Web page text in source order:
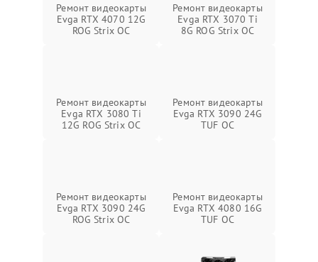
Ремонт видеокарты
Evga RTX 4070 12G
ROG Strix OC
Ремонт видеокарты
Evga RTX 3070 Ti
8G ROG Strix OC
Ремонт видеокарты
Evga RTX 3080 Ti
12G ROG Strix OC
Ремонт видеокарты
Evga RTX 3090 24G
TUF OC
Ремонт видеокарты
Evga RTX 3090 24G
ROG Strix OC
Ремонт видеокарты
Evga RTX 4080 16G
TUF OC